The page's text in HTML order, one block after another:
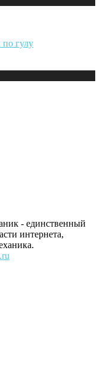
гулу
- единственный
интернета,